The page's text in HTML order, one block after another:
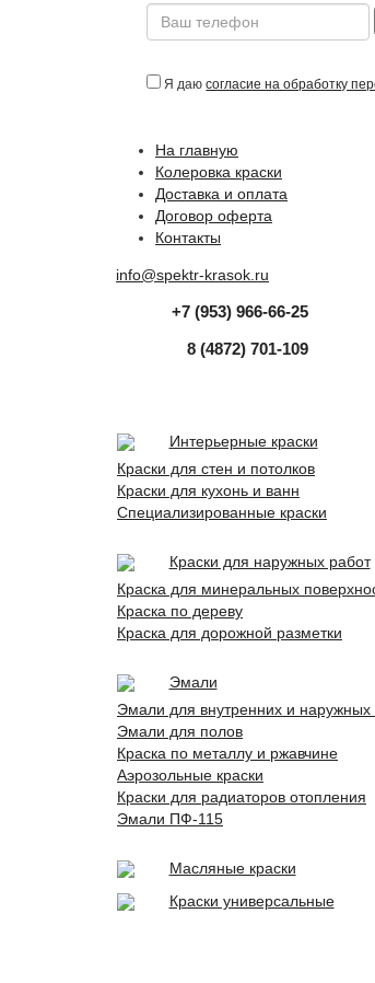
Я даюсогласие на обработку
На главную
Колеровка краски
Доставка и оплата
Договор оферта
Контакты
info@spektr-krasok.ru
+7 (953) 966-66-25
8 (4872) 701-109
Интерьерные краски
Краски для стен и потолков
Краски для кухонь и ванн
Специализированные краски
Краски для наружных работ
Краска для минеральных
Краска по дереву
Краска для дорожной разметки
Эмали
Эмали для внутренних и наружных
Эмали для полов
Краска по металлу и ржавчине
Аэрозольные краски
Краски для радиаторов отопления
Эмали ПФ-115
Масляные краски
Краски универсальные